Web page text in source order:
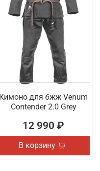
Кимоно для бжж Venum
Contender 2.0 Grey
12 990 ₽
В корзину